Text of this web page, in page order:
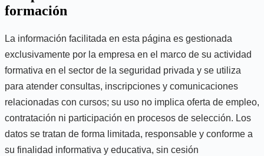
formación
La información facilitada en esta página es gestionada
exclusivamente por la empresa en el marco de su actividad
formativa en el sector de la seguridad privada y se utiliza
para atender consultas, inscripciones y comunicaciones
relacionadas con cursos; su uso no implica oferta de empleo,
contratación ni participación en procesos de selección. Los
datos se tratan de forma limitada, responsable y conforme a
su finalidad informativa y educativa, sin cesión